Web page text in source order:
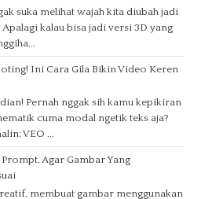
suka melihat wajah kita diubah jadi
kalau bisa jadi versi 3D yang
Ini Cara Gila Bikin Video Keren
Pernah nggak sih kamu kepikiran
cuma modal ngetik teks aja?
VEO ...
Agar Gambar Yang
membuat gambar menggunakan